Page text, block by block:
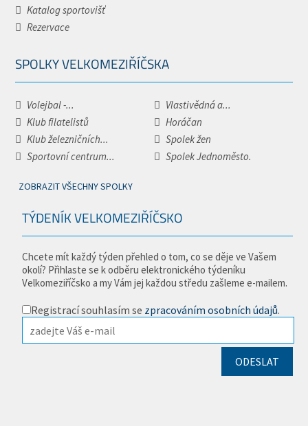
Katalog sportovišť
Rezervace
SPOLKY VELKOMEZIŘÍČSKA
Volejbal -...
Vlastivědná a...
Klub filatelistů
Horáčan
Klub železničních...
Spolek žen
Sportovní centrum...
Spolek Jednoměsto.
ZOBRAZIT VŠECHNY SPOLKY
TÝDENÍK VELKOMEZIŘÍČSKO
Chcete mít každý týden přehled o tom, co se děje ve Vašem
okolí? Přihlaste se k odběru elektronického týdeníku
Velkomeziříčsko a my Vám jej každou středu zašleme e-mailem.
Registrací souhlasím se zpracováním osobních údajů.